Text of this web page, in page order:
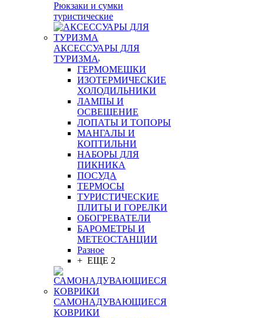
Рюкзаки и сумки
туристические
АКСЕССУАРЫ ДЛЯ
ТУРИЗМА
ГЕРМОМЕШКИ
ИЗОТЕРМИЧЕСКИЕ
ХОЛОДИЛЬНИКИ
ЛАМПЫ И
ОСВЕЩЕНИЕ
ЛОПАТЫ И ТОПОРЫ
МАНГАЛЫ И
КОПТИЛЬНИ
НАБОРЫ ДЛЯ
ПИКНИКА
ПОСУДА
ТЕРМОСЫ
ТУРИСТИЧЕСКИЕ
ПЛИТЫ И ГОРЕЛКИ
ОБОГРЕВАТЕЛИ
БАРОМЕТРЫ И
МЕТЕОСТАНЦИИ
Разное
+ ЕЩЕ 2
САМОНАДУВАЮЩИЕСЯ
КОВРИКИ